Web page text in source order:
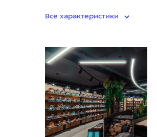
Все характеристики